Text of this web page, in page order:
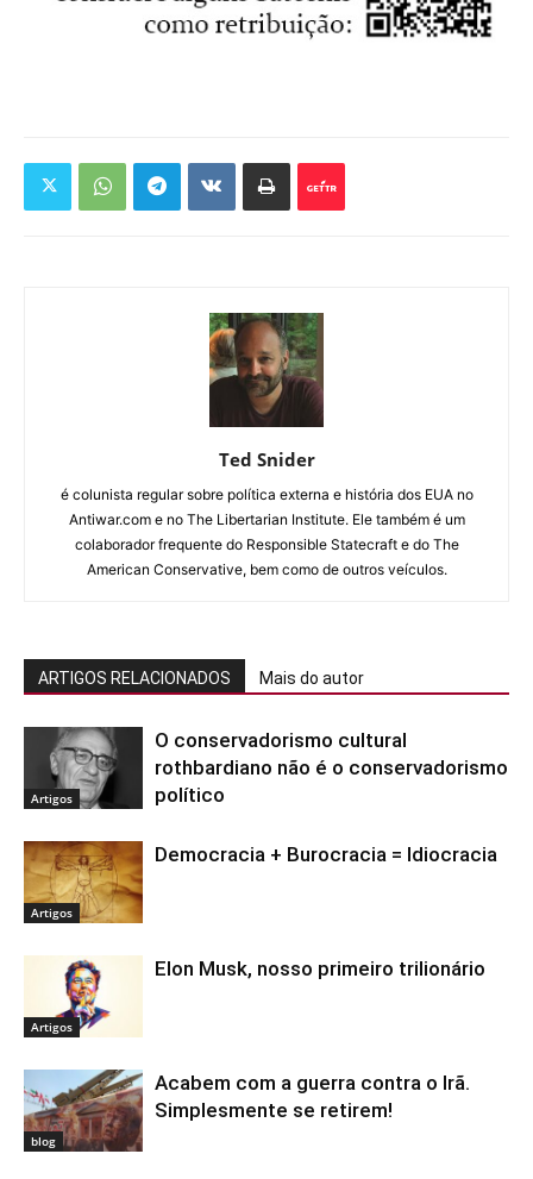
Ted Snider
é colunista regular sobre política externa e história dos EUA no
Antiwar.com e no The Libertarian Institute. Ele também é um
colaborador frequente do Responsible Statecraft e do The
American Conservative, bem como de outros veículos.
ARTIGOS RELACIONADOS Mais do autor
Artigos
O conservadorismo cultural
rothbardiano não é o conservadorismo
político
Artigos
Democracia + Burocracia = Idiocracia
Artigos
Elon Musk, nosso primeiro trilionário
blog
Acabem com a guerra contra o Irã.
Simplesmente se retirem!